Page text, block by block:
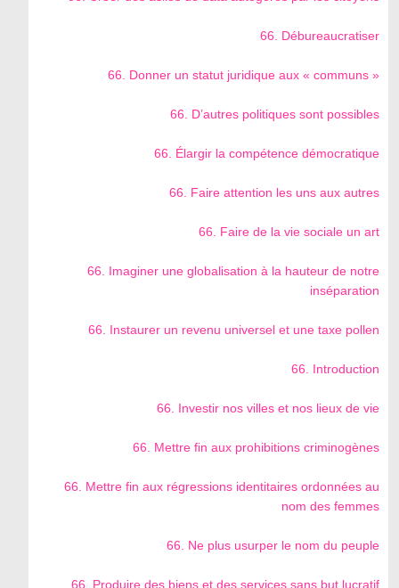
66. Débureaucratiser
66. Donner un statut juridique aux « communs »
66. D’autres politiques sont possibles
66. Élargir la compétence démocratique
66. Faire attention les uns aux autres
66. Faire de la vie sociale un art
66. Imaginer une globalisation à la hauteur de notre
inséparation
66. Instaurer un revenu universel et une taxe pollen
66. Introduction
66. Investir nos villes et nos lieux de vie
66. Mettre fin aux prohibitions criminogènes
66. Mettre fin aux régressions identitaires ordonnées au
nom des femmes
66. Ne plus usurper le nom du peuple
66. Produire des biens et des services sans but lucratif